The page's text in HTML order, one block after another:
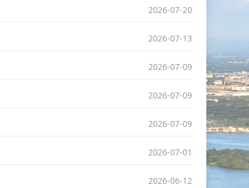
2026-07-20
2026-07-13
2026-07-09
2026-07-09
2026-07-09
2026-07-01
2026-06-12